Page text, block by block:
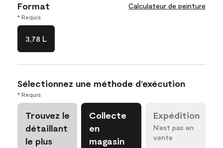
Format Calculateur de peinture
* Requis
3,78 L
Sélectionnez une méthode d’exécution
* Requis
Trouvez le
détaillant
le plus
Collecte
en
magasin
Expédition
N’est pas en
vente